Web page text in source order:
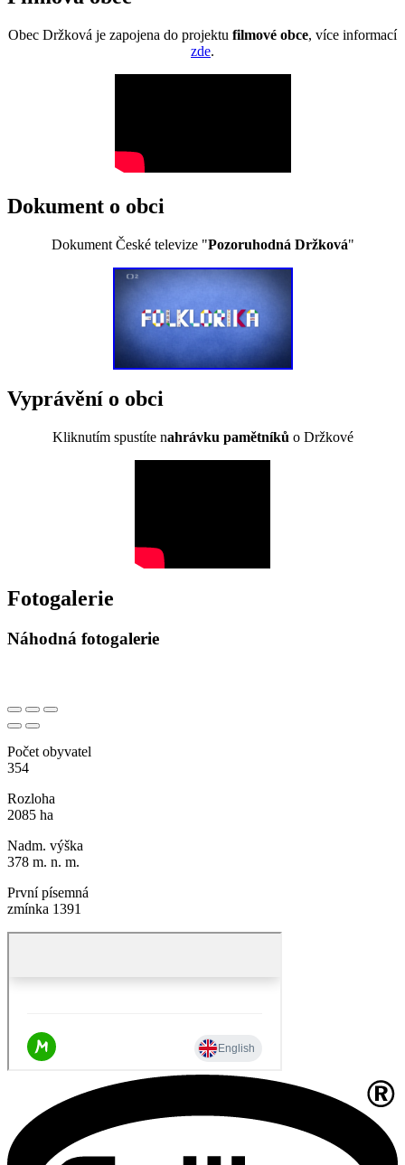
Obec Držková je zapojena do projektu filmové obce, více informací
zde.
Dokument o obci
Dokument České televize "Pozoruhodná Držková"
Vyprávění o obci
Kliknutím spustíte nahrávku pamětníků o Držkové
Fotogalerie
Náhodná fotogalerie
Počet obyvatel
354
Rozloha
2085 ha
Nadm. výška
378 m. n. m.
První písemná
zmínka 1391